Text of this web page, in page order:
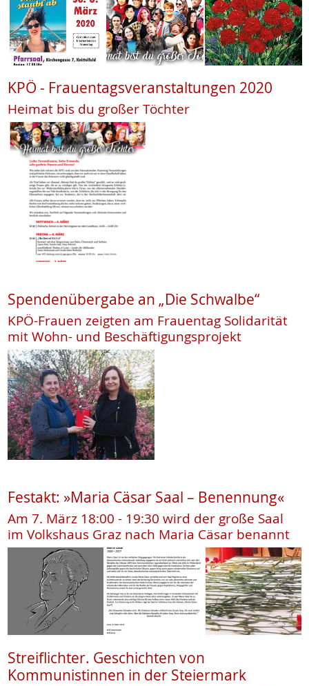
KPÖ - Frauentagsveranstaltungen 2020
Heimat bis du großer Töchter
Spendenübergabe an „Die Schwalbe“
KPÖ-Frauen zeigten am Frauentag Solidarität
mit Wohn- und Beschäftigungsprojekt
Festakt: »Maria Cäsar Saal – Benennung«
Am 7. März 18:00 - 19:30 wird der große Saal
im Volkshaus Graz nach Maria Cäsar benannt
Streiflichter. Geschichten von
Kommunistinnen in der Steiermark